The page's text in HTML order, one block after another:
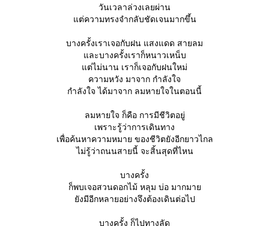
วันเวลาล่วงเลยผ่าน
ต่ความทรงจำกลับชัดเจนมากขึ้น
บางครั้งเราเจอกับฝน แสงแดด สายลม
ละบางครั้งเราก็หนาวเหน็บ
ต่ไม่นาน เราก็เจอกับฝนใหม่
ความหวัง มาจาก กำลังใจ
กำลังใจ ได้มาจาก ลมหายใจในตอนนี้
ลมหายใจ ก็คือ การมีชีวิตอยู่
เพราะรู้ว่าการเดินทาง
เพื่อค้นหาความหมาย ของชีวิตยังอีกยาวไกล
ไม่รู้ว่าถนนสายนี้ จะสิ้นสุดที่ไหน
บางครั้ง
ก็พบเจอสวนดอกไม้ หลุม บ่อ มากมา
ังมีอีกหลายอย่างจึงต้องเดินต่อไป
บางครั้ง ก็ไปทางลัด